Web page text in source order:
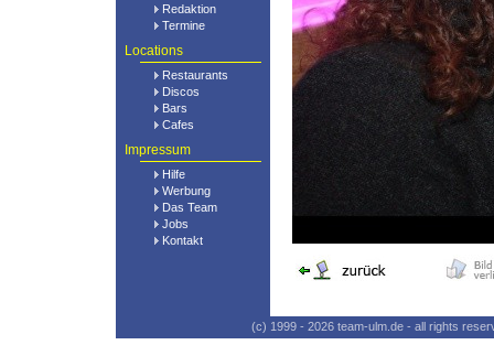
Redaktion
Termine
Locations
Restaurants
Discos
Bars
Cafes
Impressum
Hilfe
Werbung
Das Team
Jobs
Kontakt
(c) 1999 - 2026 team-ulm.de - all rights